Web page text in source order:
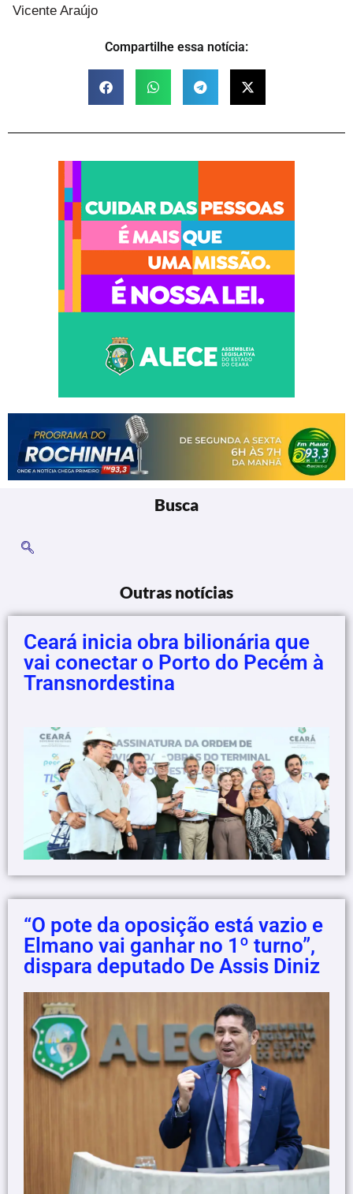
Vicente Araújo
Compartilhe essa notícia:
Busca
Outras notícias
Ceará inicia obra bilionária que
vai conectar o Porto do Pecém à
Transnordestina
“O pote da oposição está vazio e
Elmano vai ganhar no 1º turno”,
dispara deputado De Assis Diniz